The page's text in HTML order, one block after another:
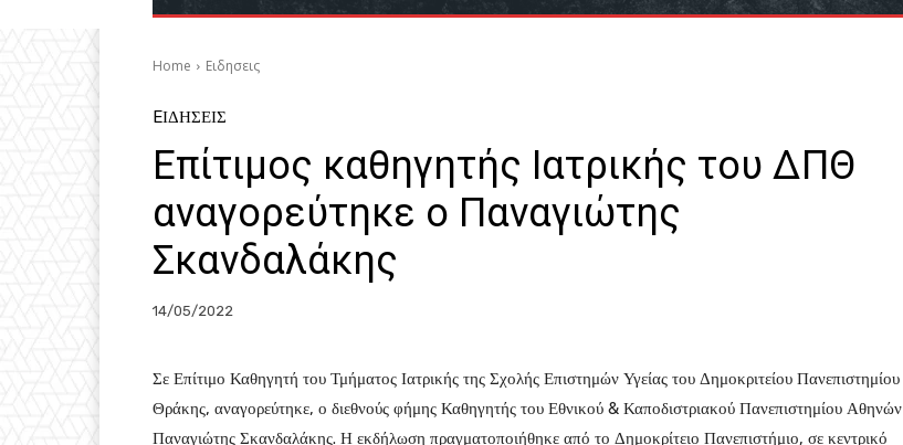
Home Eιδησεις
EΙΔΗΣΕΙΣ
Επίτιμος καθηγητής Ιατρικής του ΔΠΘ
αναγορεύτηκε ο Παναγιώτης
Σκανδαλάκης
14/05/2022
Σε Επίτιμο Καθηγητή του Τμήματος Ιατρικής της Σχολής Επιστημών Υγείας του Δημοκριτείου Πανεπιστημίου
Θράκης, αναγορεύτηκε, ο διεθνούς φήμης Καθηγητής του Εθνικού & Καποδιστριακού Πανεπιστημίου Αθηνών
Παναγιώτης Σκανδαλάκης. Η εκδήλωση πραγματοποιήθηκε από το Δημοκρίτειο Πανεπιστήμιο, σε κεντρικό